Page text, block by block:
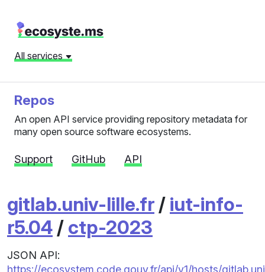
All services
Repos
An open API service providing repository metadata for
many open source software ecosystems.
Support GitHub API
gitlab.univ-lille.fr / iut-info-
r5.04 / ctp-2023
JSON API:
https://ecosystem.code.gouv.fr/api/v1/hosts/